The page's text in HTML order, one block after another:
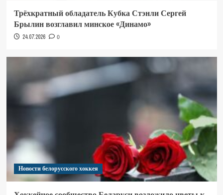
Трёхкратный обладатель Кубка Стэнли Сергей
Брылин возглавил минское «Динамо»
24.07.2026 0
Новости белорусского хоккея